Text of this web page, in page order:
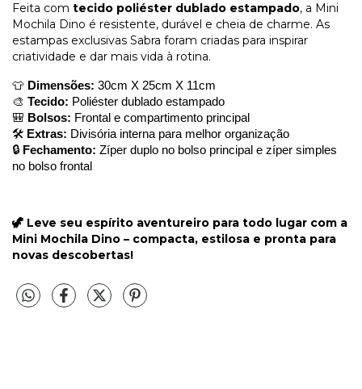
Feita com tecido poliéster dublado estampado, a Mini
Mochila Dino é resistente, durável e cheia de charme. As
estampas exclusivas Sabra foram criadas para inspirar
criatividade e dar mais vida à rotina.
👕 Dimensões: 30cm X 25cm X 11cm
🎨 Tecido: Poliéster dublado estampado
🎒 Bolsos: Frontal e compartimento principal
🛠️ Extras: Divisória interna para melhor organização
🔒 Fechamento: Zíper duplo no bolso principal e zíper simples
no bolso frontal
🦖 Leve seu espírito aventureiro para todo lugar com a
Mini Mochila Dino – compacta, estilosa e pronta para
novas descobertas!